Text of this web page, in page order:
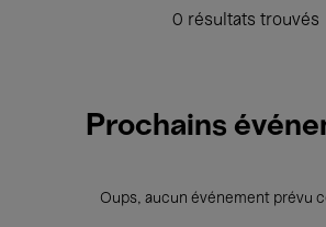
0 résultats trouvés
Prochains
Oups, aucun événement prévu